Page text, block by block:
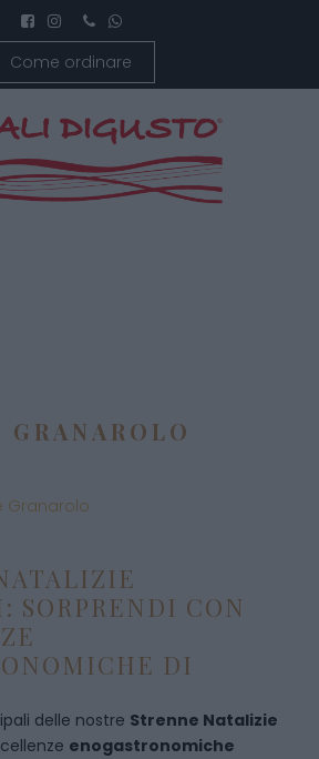
Come ordinare
GRANAROLO
SORPRENDI CON
DI
delle nostre Strenne Natalizie
enogastronomiche